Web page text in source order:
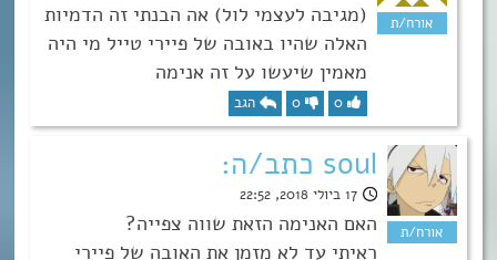
(מגיבה לעצמי לול) אה הבנתי זה הדמיות
האלה שהיו באובה של פיירי טייל מי היה
מאמין שיעשו על זה אנימה
0
0 הגב
soul כתב/ה:
17 ביולי 2018, 22:52
האם האנימה הזאת שווה צפייה?
ראיתי עד לא מזמן את האובה של פיירי